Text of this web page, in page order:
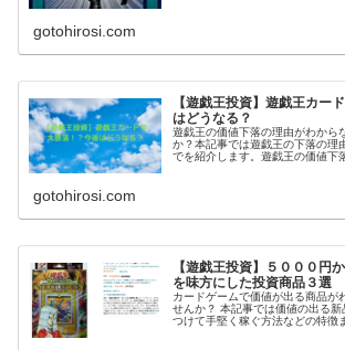
gotohirosi.com
【遊戯王投資】遊戯王カ
はどうなる？
遊戯王の価値下落の理由がわから
か？本記事では遊戯王の下落の理
でを紹介します。遊戯王の価値下
gotohirosi.com
【遊戯王投資】５０００円
を味方にした投資商品３選
カードゲームで価値が出る商品が
せんか？ 本記事では価値の出る
つけて手堅く稼ぐ方法などの特徴